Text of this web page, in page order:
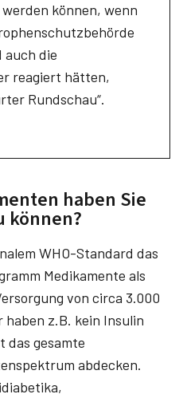
können, wenn
auch die
reagiert hätten,
Rundschau“.
haben Sie
können?
WHO-Standard das
Medikamente als
von circa 3.000
haben z.B. kein Insulin
das gesamte
abdecken.